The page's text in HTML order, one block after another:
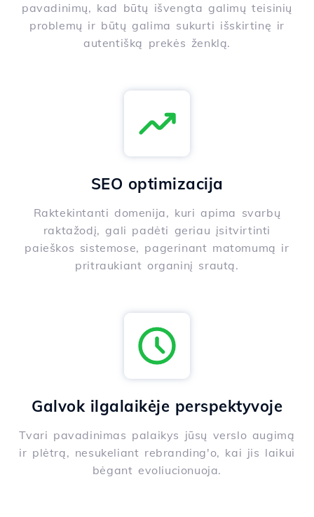
pavadinimų, kad būtų išvengta galimų teisinių
problemų ir būtų galima sukurti išskirtinę ir
autentišką prekės ženklą.
SEO optimizacija
Raktekintanti domenija, kuri apima svarbų
raktažodį, gali padėti geriau įsitvirtinti
paieškos sistemose, pagerinant matomumą ir
pritraukiant organinį srautą.
Galvok ilgalaikėje perspektyvoje
Tvari pavadinimas palaikys jūsų verslo augimą
ir plėtrą, nesukeliant rebranding'o, kai jis laikui
bėgant evoliucionuoja.